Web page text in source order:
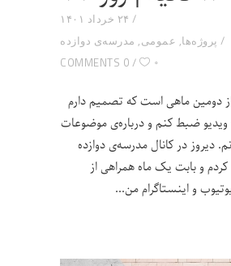
۲۴ خرداد ۱۴۰۱
پروژه‌ها, عمومی, مدرسه‌ی دوازده
0 COMMENTS
۰
از دومین ماهی است که تصمیم دارم
۱۲۰ ثانیه ویدیو ضبط کنم و درباره‌ی موضوعات
دیروز در کانال مدرسه‌ی دوازده
و بابت یک ماه همراهی از
و اینستاگرام من